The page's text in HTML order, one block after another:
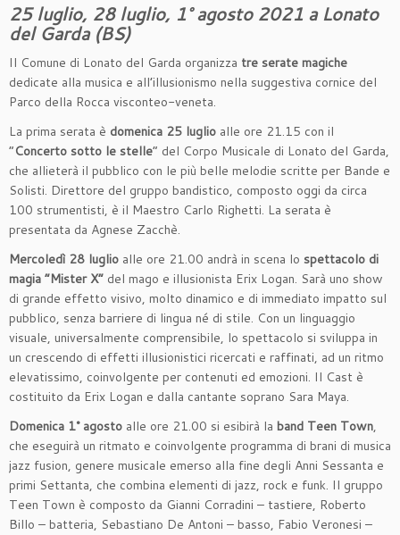
25 luglio, 28 luglio, 1° agosto 2021 a Lonato
del Garda (BS)
Il Comune di Lonato del Garda organizza tre serate magiche
dedicate alla musica e all’illusionismo nella suggestiva cornice del
Parco della Rocca visconteo-veneta.
La prima serata è domenica 25 luglio alle ore 21.15 con il
“Concerto sotto le stelle” del Corpo Musicale di Lonato del Garda,
che allieterà il pubblico con le più belle melodie scritte per Bande e
Solisti. Direttore del gruppo bandistico, composto oggi da circa
100 strumentisti, è il Maestro Carlo Righetti. La serata è
presentata da Agnese Zacchè.
Mercoledì 28 luglio alle ore 21.00 andrà in scena lo spettacolo di
magia “Mister X” del mago e illusionista Erix Logan. Sarà uno show
di grande effetto visivo, molto dinamico e di immediato impatto sul
pubblico, senza barriere di lingua né di stile. Con un linguaggio
visuale, universalmente comprensibile, lo spettacolo si sviluppa in
un crescendo di effetti illusionistici ricercati e raffinati, ad un ritmo
elevatissimo, coinvolgente per contenuti ed emozioni. Il Cast è
costituito da Erix Logan e dalla cantante soprano Sara Maya.
Domenica 1° agosto alle ore 21.00 si esibirà la band Teen Town,
che eseguirà un ritmato e coinvolgente programma di brani di musica
jazz fusion, genere musicale emerso alla fine degli Anni Sessanta e
primi Settanta, che combina elementi di jazz, rock e funk. Il gruppo
Teen Town è composto da Gianni Corradini – tastiere, Roberto
Billo – batteria, Sebastiano De Antoni – basso, Fabio Veronesi –